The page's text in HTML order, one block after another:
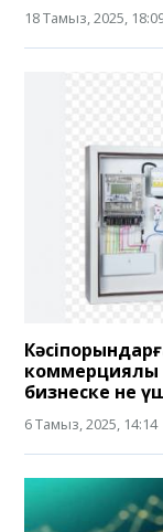
18 Тамыз, 2025,
коммерциялық
бизнеске не
6 Тамыз, 2025, 14:14